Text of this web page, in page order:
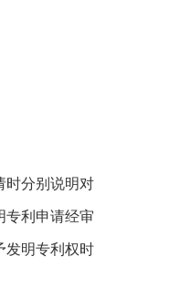
时分别说明对
专利申请经审
发明专利权时